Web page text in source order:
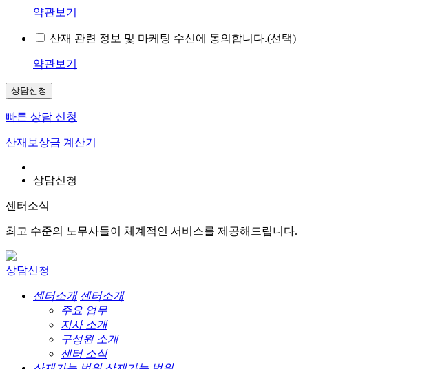
약관보기
산재 관련 정보 및 마케팅 수신에 동의합니다.(선택)
약관보기
상담신청
빠른 상담 신청
산재보상금 계산기
상담신청
센터소식
최고 수준의 노무사들이 체계적인 서비스를 제공해드립니다.
상담신청
센터소개 센터소개
주요 업무
지사 소개
구성원 소개
센터 소식